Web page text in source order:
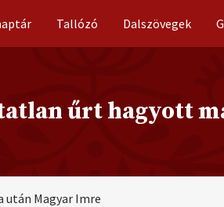
Tallózó Dalszövegek
űrt hagyott
Magyar Imre